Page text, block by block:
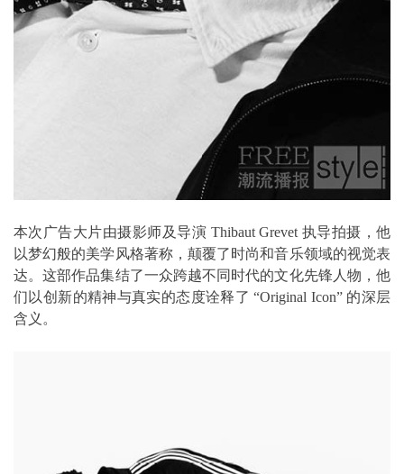
本次广告大片由摄影师及导演 Thibaut Grevet 执导拍摄，他
以梦幻般的美学风格著称，颠覆了时尚和音乐领域的视觉表
达。这部作品集结了一众跨越不同时代的文化先锋人物，他
们以创新的精神与真实的态度诠释了 “Original Icon” 的深层
含义。